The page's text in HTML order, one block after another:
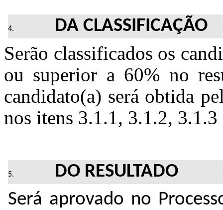
DA CLASSIFICAÇÃO
Serão classificados os
ou superior a 60% no
candidato(a) será obtida
nos itens 3.1.1, 3.1.2,
DO RESULTADO
Será aprovado no